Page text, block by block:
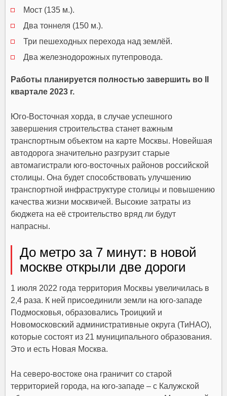
Мост (135 м.).
Два тоннеля (150 м.).
Три пешеходных перехода над землёй.
Два железнодорожных путепровода.
Работы планируется полностью завершить во II
квартале 2023 г.
Юго-Восточная хорда, в случае успешного
завершения строительства станет важным
транспортным объектом на карте Москвы. Новейшая
автодорога значительно разгрузит старые
автомагистрали юго-восточных районов российской
столицы. Она будет способствовать улучшению
транспортной инфраструктуре столицы и повышению
качества жизни москвичей. Высокие затраты из
бюджета на её строительство вряд ли будут
напрасны.
До метро за 7 минут: в новой
москве открыли две дороги
1 июля 2022 года территория Москвы увеличилась в
2,4 раза. К ней присоединили земли на юго-западе
Подмосковья, образовалисьТроицкий и
Новомосковский административные округа (ТиНАО),
которые состоят из 21 муниципального образования.
Это и есть Новая Москва.
На северо-востоке она граничит со старой
территорией города, на юго-западе – с Калужской